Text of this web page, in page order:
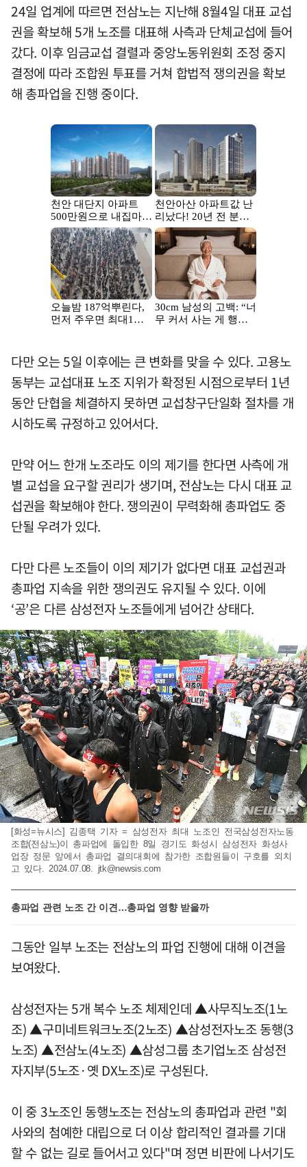
24일 업계에 따르면 전삼노는 지난해 8월4일 대표 교섭
권을 확보해 5개 노조를 대표해 사측과 단체교섭에 들어
갔다. 이후 임금교섭 결렬과 중앙노동위원회 조정 중지
결정에 따라 조합원 투표를 거쳐 합법적 쟁의권을 확보
해 총파업을 진행 중이다.
다만 오는 5일 이후에는 큰 변화를 맞을 수 있다. 고용노
동부는 교섭대표 노조 지위가 확정된 시점으로부터 1년
동안 단협을 체결하지 못하면 교섭창구단일화 절차를 개
시하도록 규정하고 있어서다.
만약 어느 한개 노조라도 이의 제기를 한다면 사측에 개
별 교섭을 요구할 권리가 생기며, 전삼노는 다시 대표 교
섭권을 확보해야 한다. 쟁의권이 무력화해 총파업도 중
단될 우려가 있다.
다만 다른 노조들이 이의 제기가 없다면 대표 교섭권과
총파업 지속을 위한 쟁의권도 유지될 수 있다. 이에
‘공’은 다른 삼성전자 노조들에게 넘어간 상태다.
[화성=뉴시스] 김종택 기자 = 삼성전자 최대 노조인 전국삼성전자노동
조합(전삼노)이 총파업에 돌입한 8일 경기도 화성시 삼성전자 화성사
업장 정문 앞에서 총파업 결의대회에 참가한 조합원들이 구호를 외치
고 있다. 2024.07.08. jtk@newsis.com
총파업 관련 노조 간 이견…총파업 영향 받을까
그동안 일부 노조는 전삼노의 파업 진행에 대해 이견을
보여왔다.
삼성전자는 5개 복수 노조 체제인데 ▲사무직노조(1노
조) ▲구미네트워크노조(2노조) ▲삼성전자노조 동행(3
노조) ▲전삼노(4노조) ▲삼성그룹 초기업노조 삼성전
자지부(5노조·옛 DX노조)로 구성된다.
이 중 3노조인 동행노조는 전삼노의 총파업과 관련 "회
사와의 첨예한 대립으로 더 이상 합리적인 결과를 기대
할 수 없는 길로 들어서고 있다"며 정면 비판에 나서기도